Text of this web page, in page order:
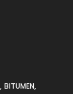
BITUMEN